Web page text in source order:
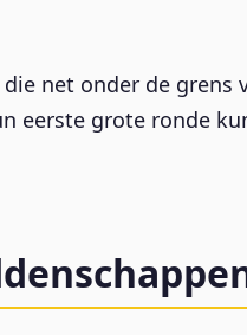
net onder de grens
eerste grote ronde